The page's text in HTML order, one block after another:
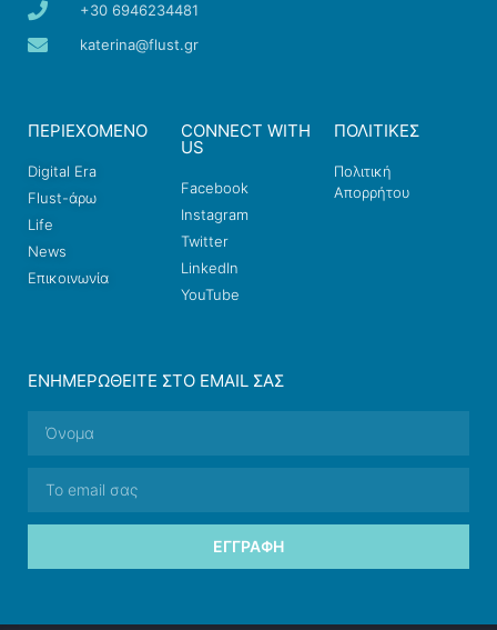
+30 6946234481
katerina@flust.gr
ΠΕΡΙΕΧΟΜΕΝΟ
Digital Era
Flust-άρω
Life
News
Επικοινωνία
CONNECT WITH
US
Facebook
Instagram
Twitter
LinkedIn
YouTube
ΠΟΛΙΤΙΚΕΣ
Πολιτική
Απορρήτου
ΕΝΗΜΕΡΩΘΕΊΤΕ ΣΤΟ EMAIL ΣΑΣ
ΕΓΓΡΑΦΉ